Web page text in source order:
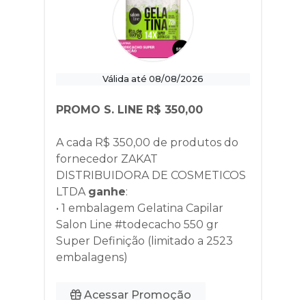
Válida até 08/08/2026
PROMO S. LINE R$ 350,00
A cada R$ 350,00 de produtos do
fornecedor ZAKAT
DISTRIBUIDORA DE COSMETICOS
LTDA ganhe:
• 1 embalagem Gelatina Capilar
Salon Line #todecacho 550 gr
Super Definição (limitado a 2523
embalagens)
Acessar Promoção